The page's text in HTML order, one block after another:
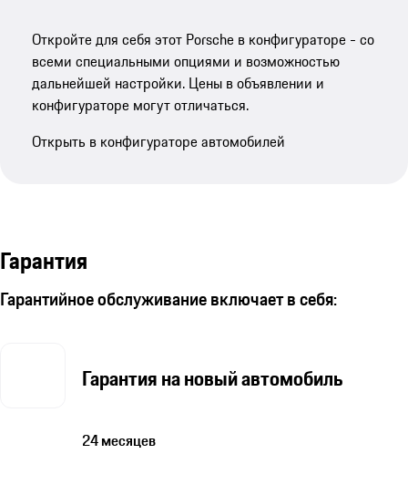
Откройте для себя этот Porsche в конфигураторе - со
всеми специальными опциями и возможностью
дальнейшей настройки. Цены в объявлении и
конфигураторе могут отличаться.
Открыть в конфигураторе автомобилей
Гарантия
Гарантийное обслуживание включает в себя:
Гарантия на новый автомобиль
24 месяцев